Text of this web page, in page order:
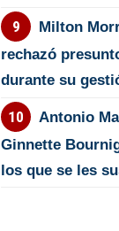
Milton
rechazó
durante su
Antonio
Ginnette
los que se les